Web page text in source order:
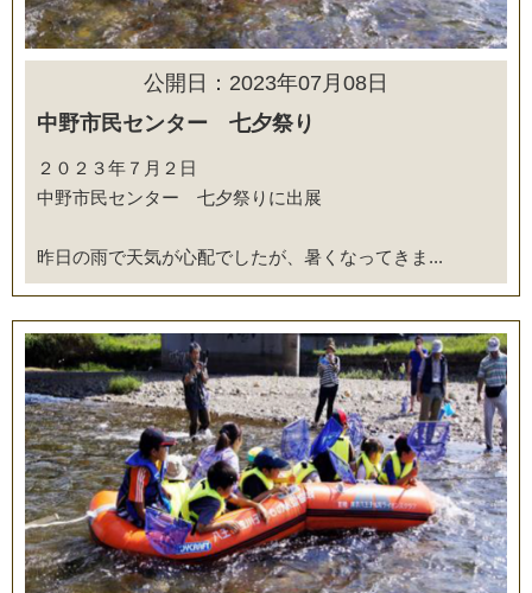
公開日：2023年07月08日
中野市民センター 七夕祭り
２０２３年７月２日
中野市民センター 七夕祭りに出展
昨日の雨で天気が心配でしたが、暑くなってきま...